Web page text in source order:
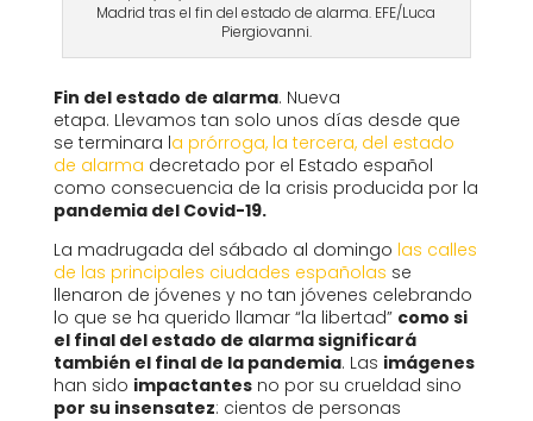
Madrid tras el fin del estado de alarma. EFE/Luca
Piergiovanni.
Fin del estado de alarma. Nueva
etapa. Llevamos tan solo unos días desde que
se terminara la prórroga, la tercera, del estado
de alarma decretado por el Estado español
como consecuencia de la crisis producida por la
pandemia del Covid-19.
La madrugada del sábado al domingo las calles
de las principales ciudades españolas se
llenaron de jóvenes y no tan jóvenes celebrando
lo que se ha querido llamar “la libertad” como si
el final del estado de alarma significará
también el final de la pandemia. Las imágenes
han sido impactantesno por su crueldad sino
por su insensatez: cientos de personas